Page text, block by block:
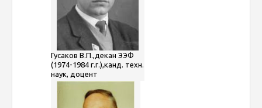
Гусаков В.П.,декан ЭЭФ
(1974-1984 г.г.),канд. техн.
наук, доцент